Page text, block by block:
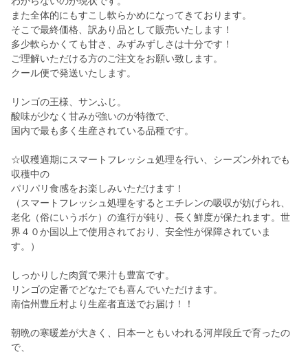
また全体的にもすこし軟らかめになってきております。
そこで最終価格、訳あり品として販売いたします！
多少軟らかくても甘さ、みずみずしさは十分です！
ご理解いただける方のご注文をお願い致します。
クール便で発送いたします。
リンゴの王様、サンふじ。
酸味が少なく甘みが強いのが特徴で、
国内で最も多く生産されている品種です。
☆収穫適期にスマートフレッシュ処理を行い、シーズン外れでも
収穫中の
パリパリ食感をお楽しみいただけます！
（スマートフレッシュ処理をするとエチレンの吸収が妨げられ、
老化（俗にいうボケ）の進行が鈍り、長く鮮度が保たれます。世
界４０か国以上で使用されており、安全性が保障されていま
す。）
しっかりした肉質で果汁も豊富です。
リンゴの定番でどなたでも喜んでいただけます。
南信州豊丘村より生産者直送でお届け！！
朝晩の寒暖差が大きく、日本一ともいわれる河岸段丘で育ったの
で、